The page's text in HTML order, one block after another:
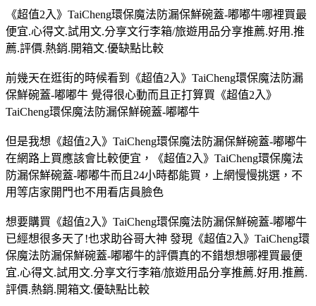
《超值2入》TaiCheng環保魔法防漏保鮮碗蓋-嘟嘟牛哪裡買最
便宜.心得文.試用文.分享文行李箱/旅遊用品分享推薦.好用.推
薦.評價.熱銷.開箱文.優缺點比較
前幾天在逛街的時候看到《超值2入》TaiCheng環保魔法防漏
保鮮碗蓋-嘟嘟牛 覺得很心動而且正打算買《超值2入》
TaiCheng環保魔法防漏保鮮碗蓋-嘟嘟牛
但是我想《超值2入》TaiCheng環保魔法防漏保鮮碗蓋-嘟嘟牛
在網路上買應該會比較便宜，《超值2入》TaiCheng環保魔法
防漏保鮮碗蓋-嘟嘟牛而且24小時都能買，上網慢慢挑選，不
用等店家開門也不用看店員臉色
想要購買《超值2入》TaiCheng環保魔法防漏保鮮碗蓋-嘟嘟牛
已經想很多天了!也求助谷哥大神 發現《超值2入》TaiCheng環
保魔法防漏保鮮碗蓋-嘟嘟牛的評價真的不錯想想哪裡買最便
宜.心得文.試用文.分享文行李箱/旅遊用品分享推薦.好用.推薦.
評價.熱銷.開箱文.優缺點比較